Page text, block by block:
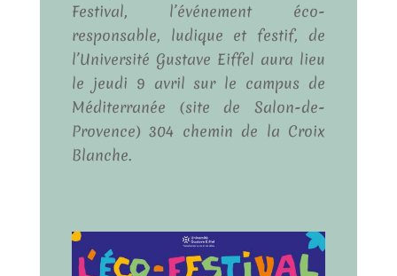
Festival, l’événement éco-
responsable, ludique et festif, de
l’Université Gustave Eiffel aura lieu
le jeudi 9 avril sur le campus de
Méditerranée (site de Salon-de-
Provence) 304 chemin de la Croix
Blanche.